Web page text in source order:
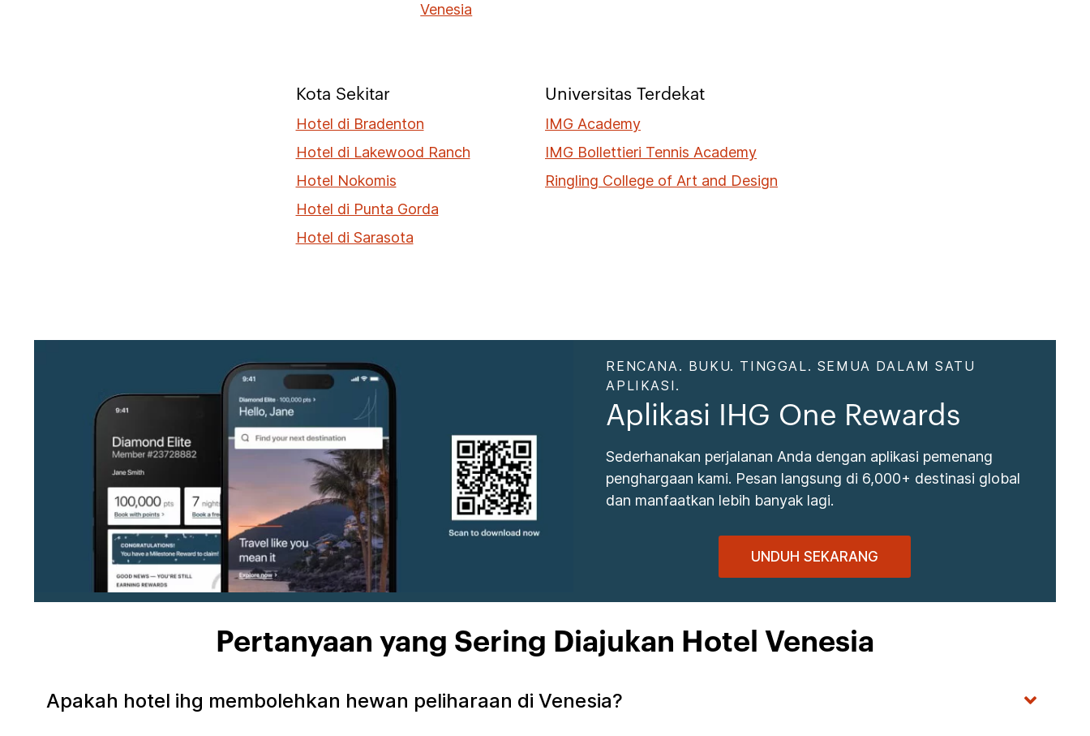
Venesia
Kota Sekitar
Hotel di Bradenton
Hotel di Lakewood Ranch
Hotel Nokomis
Hotel di Punta Gorda
Hotel di Sarasota
Universitas Terdekat
IMG Academy
IMG Bollettieri Tennis Academy
Ringling College of Art and Design
RENCANA. BUKU. TINGGAL. SEMUA DALAM SATU
APLIKASI.
Aplikasi IHG One Rewards
Sederhanakan perjalanan Anda dengan aplikasi pemenang
penghargaan kami. Pesan langsung di 6,000+ destinasi global
dan manfaatkan lebih banyak lagi.
UNDUH SEKARANG
Pertanyaan yang Sering Diajukan Hotel Venesia
Apakah hotel ihg membolehkan hewan peliharaan di Venesia?